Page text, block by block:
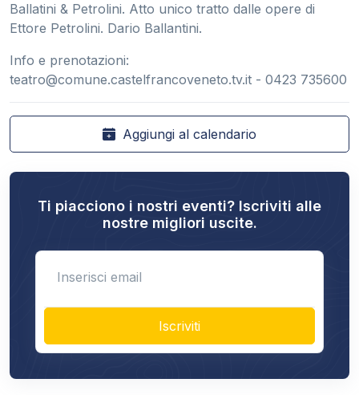
Ballatini & Petrolini. Atto unico tratto dalle opere di
Ettore Petrolini. Dario Ballantini.
Info e prenotazioni:
teatro@comune.castelfrancoveneto.tv.it - 0423 735600
Aggiungi al calendario
Ti piacciono i nostri eventi? Iscriviti alle
nostre migliori uscite.
Iscriviti